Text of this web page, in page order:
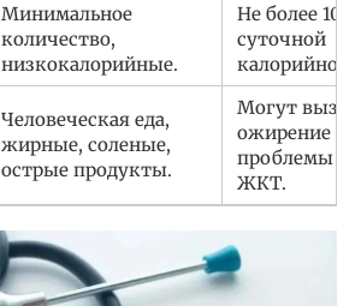
Минимальное
количество,
низкокалорийные.
Не более
суточной
Человеческая еда,
жирные, соленые,
острые продукты.
Могут
ожирение и
проблемы с
ЖКТ.